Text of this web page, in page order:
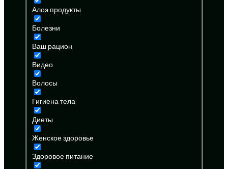
Алоэ продукты
Болезни
Ваш рацион
Видео
Волосы
Гигиена тела
Диеты
Женское здоровье
Здоровое питание